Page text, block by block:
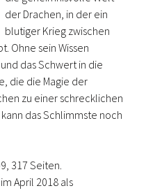
der Drachen, in der ein
blutiger Krieg zwischen
Ohne sein Wissen
das Schwert in die
die die Magie der
zu einer schrecklichen
das Schlimmste noch
317 Seiten.
April 2018 als